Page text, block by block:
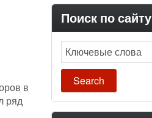
в
ряд
Поиск по сайту
Search